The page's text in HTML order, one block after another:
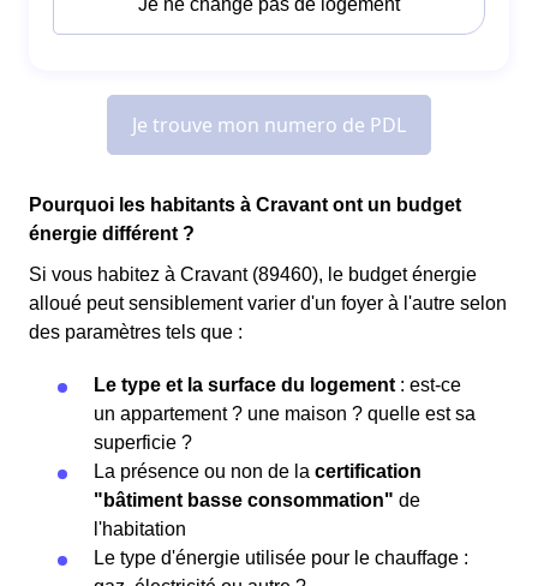
Pourquoi les habitants à Cravant ont un budget
énergie différent ?
Si vous habitez à Cravant (89460), le budget énergie
alloué peut sensiblement varier d'un foyer à l'autre selon
des paramètres tels que :
Le type et la surface du logement : est-ce
un appartement ? une maison ? quelle est sa
superficie ?
La présence ou non de la certification
"bâtiment basse consommation" de
l'habitation
Le type d'énergie utilisée pour le chauffage :